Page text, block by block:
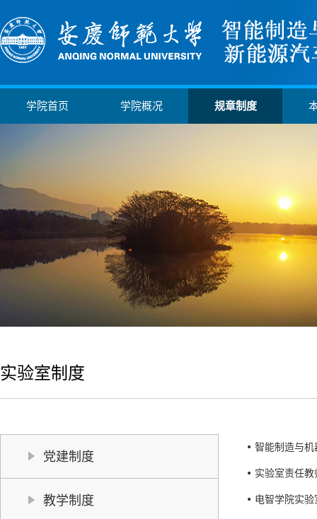
学院首页 学院概况 规章制度
实验室制度
党建制度
教学制度
智能制造与
实验室责任
电智学院实